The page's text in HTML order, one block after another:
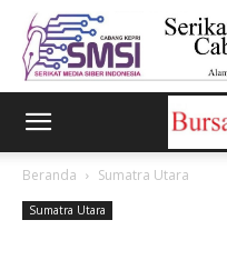
Beranda Sumatra Utara
Sumatra Utara